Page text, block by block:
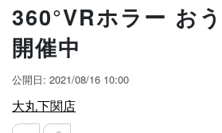
360°VRホラー お
開催中
公開日: 2021/08/16 10:00
大丸下関店